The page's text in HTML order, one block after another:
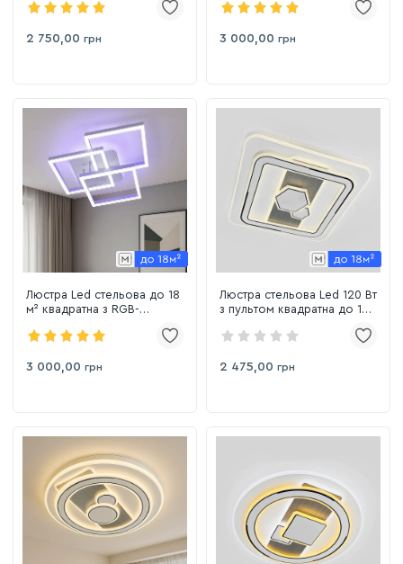
2 750,00 грн
хром (11058/3HR LS)
3 000,00 грн
Люстра Led стельова до 18
м² квадратна з RGB-
корпус (11058/3 WH LS)
3 000,00 грн
Люстра стельова Led 120 Вт
з пультом квадратна до 18
2 475,00 грн